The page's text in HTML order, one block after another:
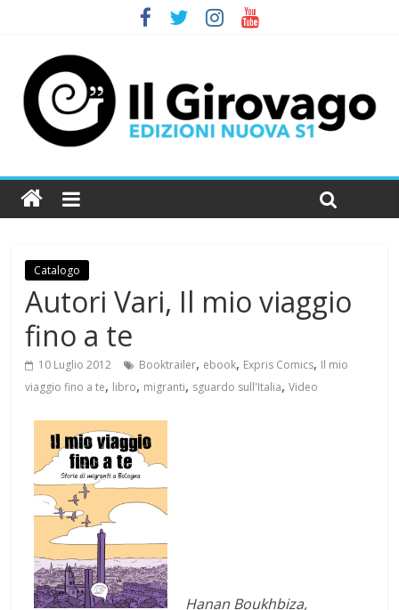
Catalogo
Autori Vari, Il mio viaggio
fino a te
10 Luglio 2012 Booktrailer, ebook, Expris Comics, Il mio
viaggio fino a te, libro, migranti, sguardo sull'Italia,Video
Hanan Boukhbiza,